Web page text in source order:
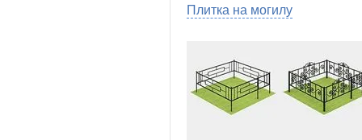
Плитка на могилу